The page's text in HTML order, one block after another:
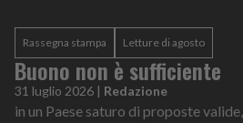
Rassegna stampa Letture di agosto
Buono non è sufficiente
31 luglio 2026 | Redazione
in un Paese saturo di proposte